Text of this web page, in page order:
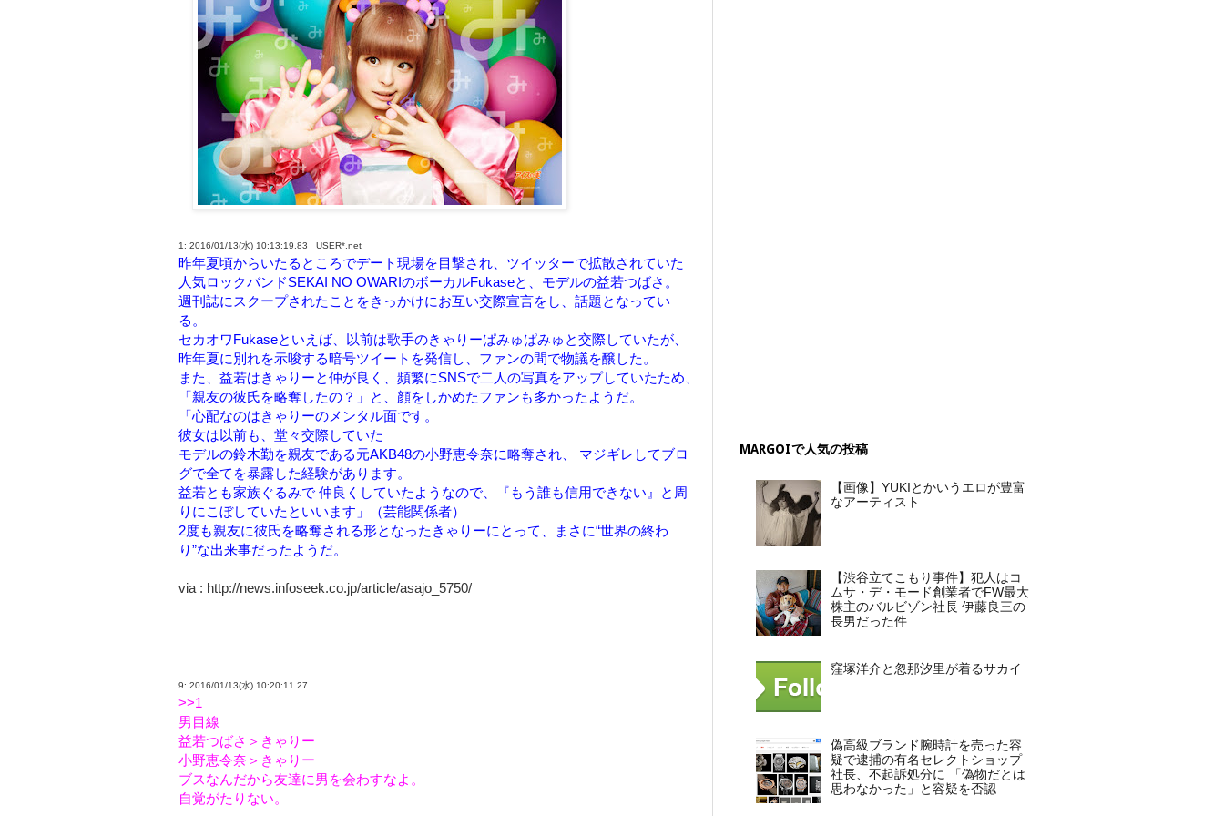
1: 2016/01/13(水) 10:13:19.83 _USER*.net
昨年夏頃からいたるところでデート現場を目撃され、ツイッターで拡散されていた
人気ロックバンドSEKAI NO OWARIのボーカルFukaseと、モデルの益若つばさ。
週刊誌にスクープされたことをきっかけにお互い交際宣言をし、話題となってい
る。
セカオワFukaseといえば、以前は歌手のきゃりーぱみゅぱみゅと交際していたが、
昨年夏に別れを示唆する暗号ツイートを発信し、ファンの間で物議を醸した。
また、益若はきゃりーと仲が良く、頻繁にSNSで二人の写真をアップしていたため、
「親友の彼氏を略奪したの？」と、顔をしかめたファンも多かったようだ。
「心配なのはきゃりーのメンタル面です。
彼女は以前も、堂々交際していた
モデルの鈴木勤を親友である元AKB48の小野恵令奈に略奪され、 マジギレしてブロ
グで全てを暴露した経験があります。
益若とも家族ぐるみで 仲良くしていたようなので、『もう誰も信用できない』と周
りにこぼしていたといいます」（芸能関係者）
2度も親友に彼氏を略奪される形となったきゃりーにとって、まさに“世界の終わ
り”な出来事だったようだ。
via : http://news.infoseek.co.jp/article/asajo_5750/
9: 2016/01/13(水) 10:20:11.27
>>1
男目線
益若つばさ＞きゃりー
小野恵令奈＞きゃりー
ブスなんだから友達に男を会わすなよ。
自覚がたりない。
MARGOIで人気の投稿
【画像】YUKIとかいうエロが豊富
なアーティスト
【渋谷立てこもり事件】犯人はコ
ムサ・デ・モード創業者でFW最大
株主のバルビゾン社長 伊藤良三の
長男だった件
窪塚洋介と忽那汐里が着るサカイ
偽高級ブランド腕時計を売った容
疑で逮捕の有名セレクトショップ
社長、不起訴処分に 「偽物だとは
思わなかった」と容疑を否認